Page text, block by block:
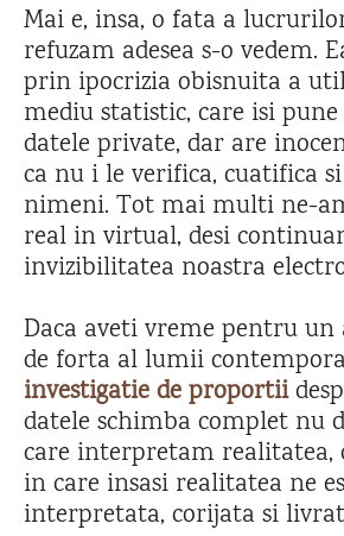
Mai e, insa, o fata a
refuzam adesea s-o vedem.
prin ipocrizia obisnuita a
mediu statistic, care isi
datele private, dar are
ca nu i le verifica, cuatifica
nimeni. Tot mai multi ne-
real in virtual, desi
invizibilitatea noastra
Daca aveti vreme pentru
de forta al lumii
investigatie de proportii
datele schimba complet nu
care interpretam realitatea,
in care insasi realitatea ne
interpretata, corijata si